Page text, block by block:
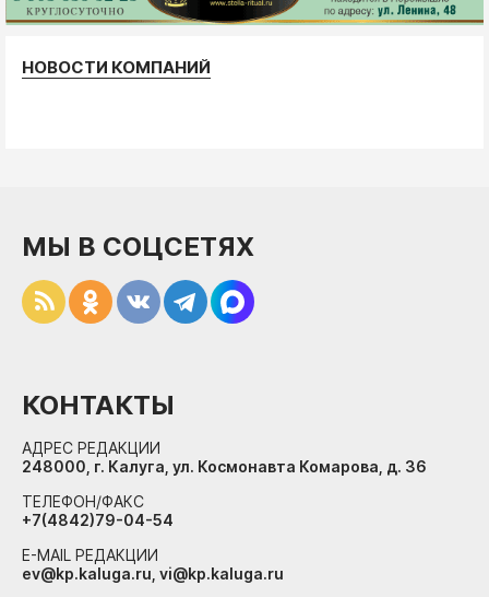
НОВОСТИ КОМПАНИЙ
МЫ В СОЦСЕТЯХ
КОНТАКТЫ
АДРЕС РЕДАКЦИИ
248000, г. Калуга, ул. Космонавта Комарова, д. 36
ТЕЛЕФОН/ФАКС
+7(4842)79-04-54
E-MAIL РЕДАКЦИИ
ev@kp.kaluga.ru, vi@kp.kaluga.ru